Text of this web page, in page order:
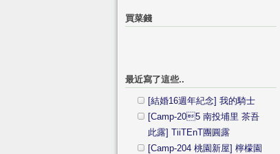
買菜錢
最近寫了這些..
[結婚16週年紀念] 我的騎士
[Camp-205 南投埔里 茶吾
此露] TiiTEnT團圓露
[Camp-204 桃園新屋] 檸檬園